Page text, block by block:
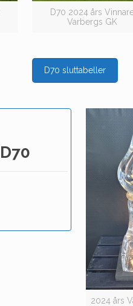
D70 2024 års
Varbergs GK
D70 sluttabeller
D70
2024 års